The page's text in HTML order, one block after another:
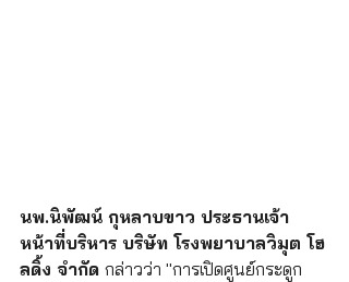
นพ.นิพัฒน์ กุหลาบขาว ประธานเจ้า
หน้าที่บริหาร บริษัท โรงพยาบาลวิมุต โฮ
ลดิ้ง จำกัด กล่าวว่า "การเปิดศูนย์กระดูก